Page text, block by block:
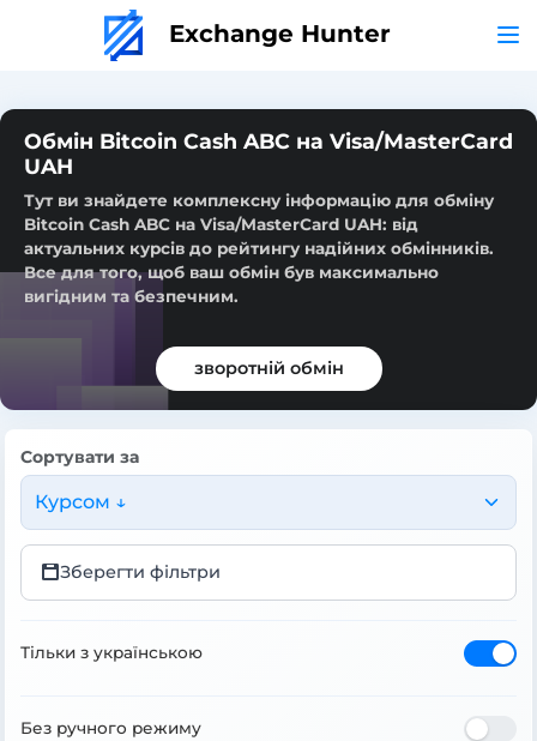
Exchange Hunter
Обмін Bitcoin Cash ABC на Visa/MasterCard
UAH
Тут ви знайдете комплексну інформацію для обміну
Bitcoin Cash ABC на Visa/MasterCard UAH: від
актуальних курсів до рейтингу надійних обмінників.
Все для того, щоб ваш обмін був максимально
вигідним та безпечним.
зворотній обмін
Сортувати за
Курсом ↓
Зберегти фільтри
Тільки з українською
Без ручного режиму